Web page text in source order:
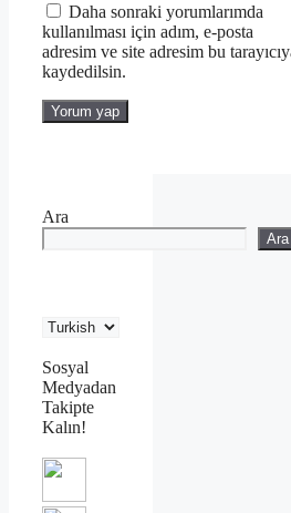
Daha sonraki yorumlarımda
kullanılması için adım, e-posta
adresim ve site adresim bu
kaydedilsin.
Ara
Ara
Sosyal
Medyadan
Takipte
Kalın!